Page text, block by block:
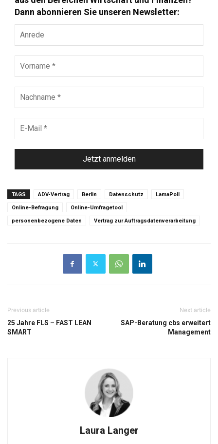
Dann abonnieren Sie unseren Newsletter:
Mail
*
TAGS ADV-Vertrag Berlin Datenschutz LamaPoll
Online-Befragung Online-Umfragetool
personenbezogene Daten Vertrag zur Auftragsdatenverarbeitung
Previous article
25 Jahre FLS – FAST LEAN
SMART
Next article
SAP-Beratung cbs erweitert
Management
Laura Langer